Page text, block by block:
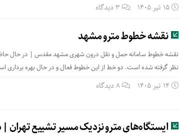
15 تیر 1405 3 دیدگاه
نقشه خطوط مترو مشهد
نظر گرفته شده است. دو خط از این خطوط فعال و در حال بهره
14 تیر 1405 8 دیدگاه
ایستگاه‌های مترو نزدیک مسیر تشییع تهران | دوشنبه